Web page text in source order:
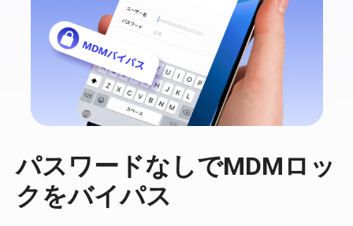
パスワードなしでMDMロッ
クをバイパス